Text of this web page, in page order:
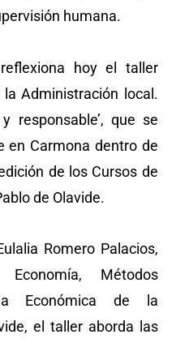
humana.
hoy el taller
Administración local.
responsable’, que se
en Carmona dentro de
de los Cursos de
de Olavide.
Romero Palacios,
Métodos
Económica de la
el taller aborda las